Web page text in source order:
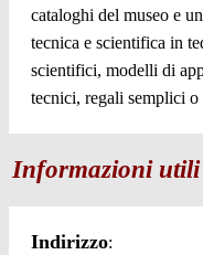
cataloghi del museo e
tecnica e scientifica in
scientifici, modelli di
tecnici, regali semplici
Informazioni utili
Indirizzo: